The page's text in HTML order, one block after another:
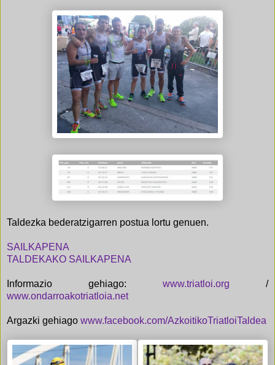
Taldezka bederatzigarren postua lortu genuen.
SAILKAPENA
TALDEKAKO SAILKAPENA
Informazio gehiago: www.triatloi.org /
www.ondarroakotriatloia.net
Argazki gehiago www.facebook.com/AzkoitikoTriatloiTaldea